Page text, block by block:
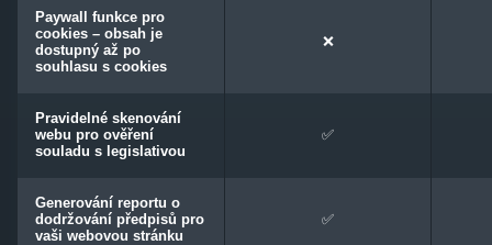
Paywall funkce pro
cookies – obsah je
dostupný až po
souhlasu s cookies
❌
Pravidelné skenování
webu pro ověření
souladu s legislativou
✅
Generování reportu o
dodržování předpisů pro
vaši webovou stránku
✅